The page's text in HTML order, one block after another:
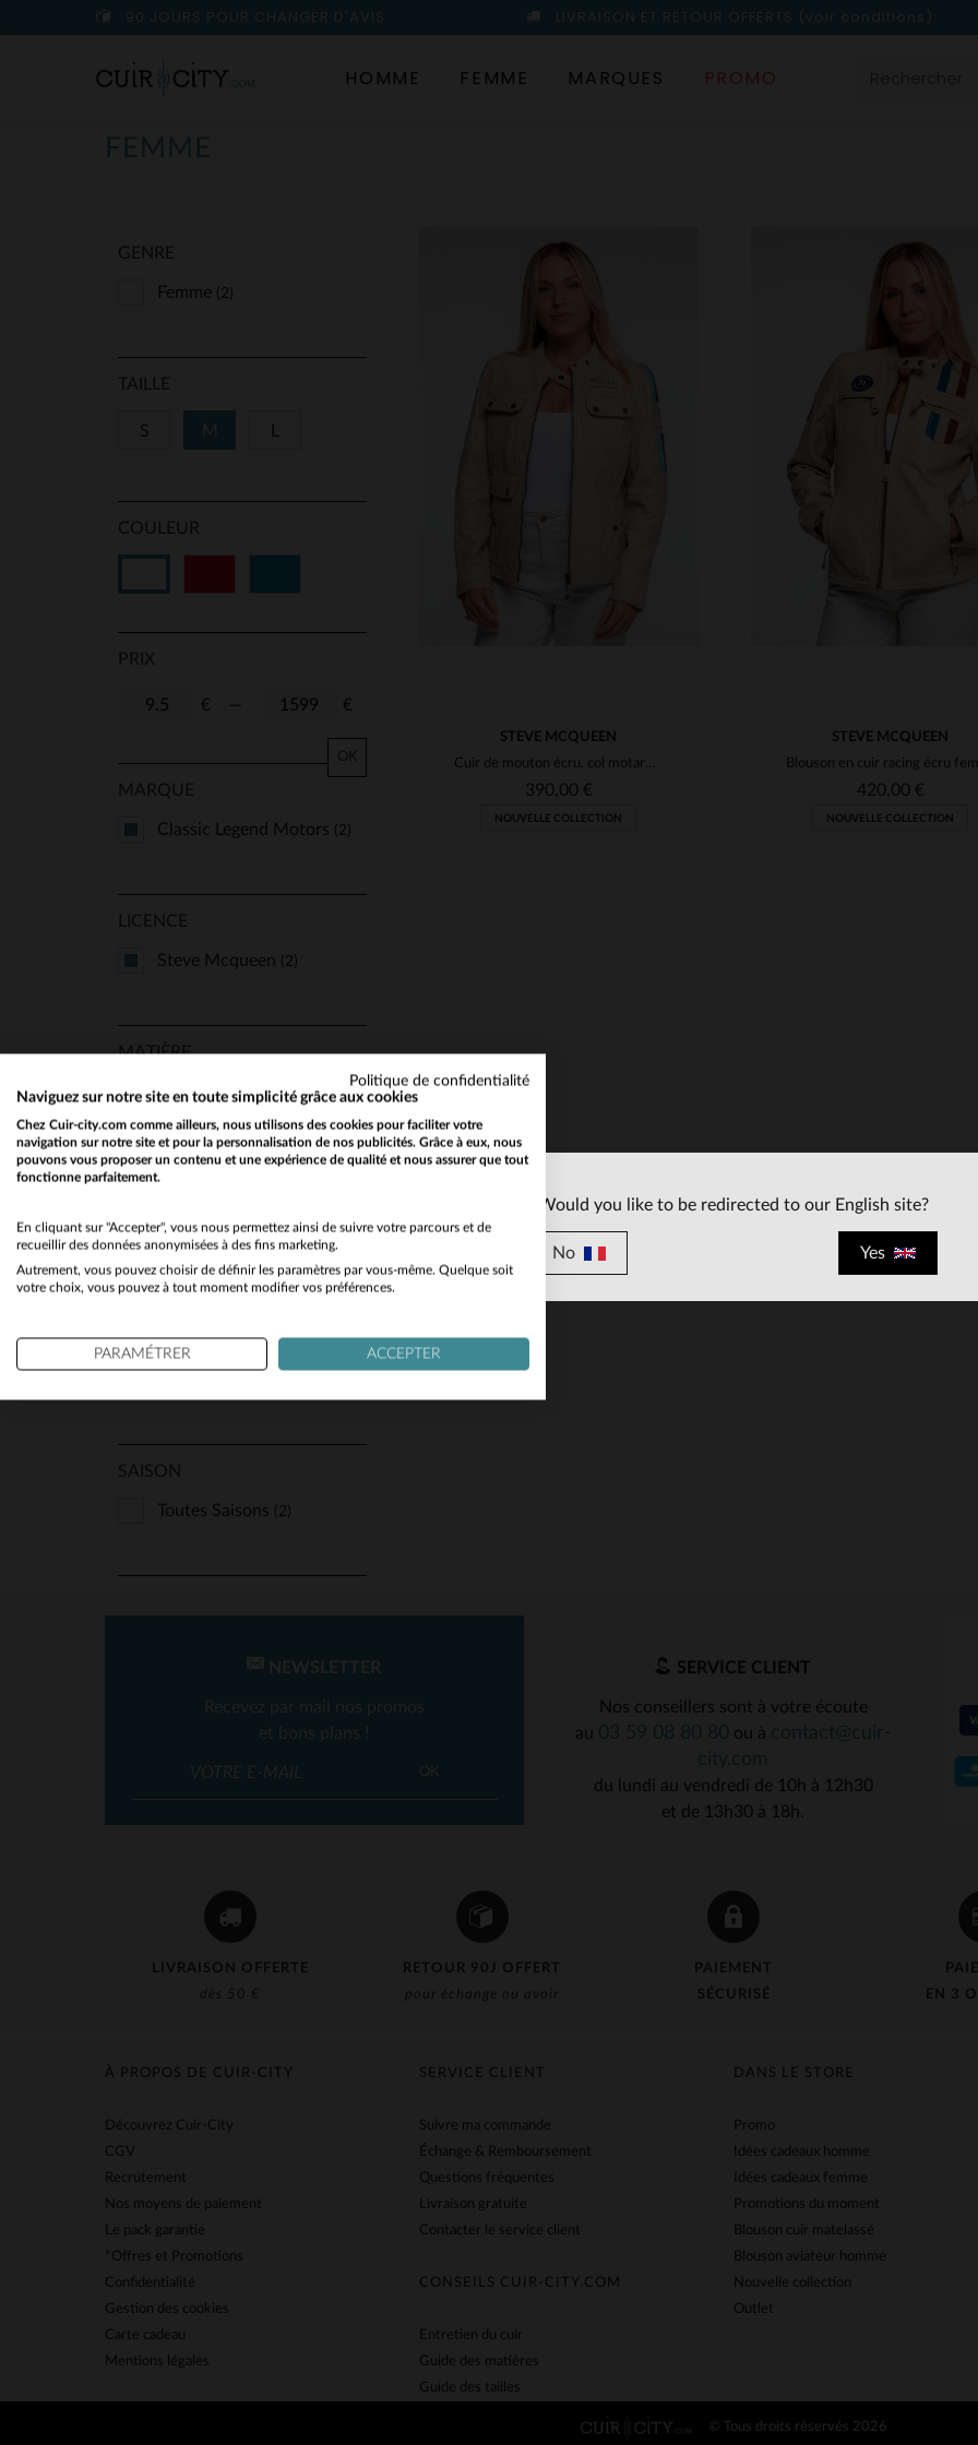
90 JOURS POUR CHANGER D'AVIS LIVRAISON ET RETOUR OFFERTS (voir conditions)
HOMME FEMME MARQUES PROMO
FEMME
GENRE
Femme (2)
TAILLE
S M
COULEUR
PRIX
€ €
OK
MARQUE
Classic Legend Motors (2)
LICENCE
Steve Mcqueen (2)
MATIÈRE
Cuir Souple(2)
COUPE
Regular(1)
Slimfit (1)
TYPE
SAISON
Toutes Saisons (2)
TAILLES DISPONIBLES
STEVE MCQUEEN
Cuir de mouton écru, col motard, coupe regular. Hommage à McQueen.
390,00 €
NOUVELLE COLLECTION
STEVE MCQUEEN
420,00 €
NOUVELLE COLLECTION
LIVRAISON OFFERTE
dès 50 €
RETOUR 90J OFFERT
pour échange ou avoir
PAIEMENT
SÉCURISÉ
EN 3
NEWSLETTER
Recevez par mail nos promos
et bons plans !
OK
SERVICE CLIENT
Nos conseillers sont à votre écoute
au
ou à
du lundi au vendredi de 10h à 12h30
et de 13h30 à 18h.
SERVICE CLIENT
Suivre ma commande
Échange & Remboursement
Questions fréquentes
Livraison gratuite
Contacter le service client
CONSEILS CUIR-CITY.COM
Entretien du cuir
Guide des matières
Guide des tailles
DANS LE STORE
Promo
Idées cadeaux homme
Idées cadeaux femme
Promotions du moment
Blouson cuir matelassé
Blouson aviateur homme
Nouvelle collection
Outlet
À PROPOS DE CUIR-CITY
Découvrez Cuir-City
CGV
Recrutement
Nos moyens de paiement
Le pack garantie
*Offres et Promotions
Confidentialité
Gestion des cookies
Carte cadeau
Mentions légales
© Tous droits réservés 2026
Would you like to be redirected to our English site?
No Yes
Politique de confidentialité
Naviguez sur notre site en toute simplicité grâce aux cookies
Chez Cuir-city.com comme ailleurs, nous utilisons des cookies pour faciliter votre
navigation sur notre site et pour la personnalisation de nos publicités. Grâce à eux, nous
pouvons vous proposer un contenu et une expérience de qualité et nous assurer que tout
fonctionne parfaitement.
En cliquant sur "Accepter", vous nous permettez ainsi de suivre votre parcours et de
recueillir des données anonymisées à des fins marketing.
Autrement, vous pouvez choisir de définir les paramètres par vous-même. Quelque soit
votre choix, vous pouvez à tout moment modifier vos préférences.
PARAMÉTRER ACCEPTER